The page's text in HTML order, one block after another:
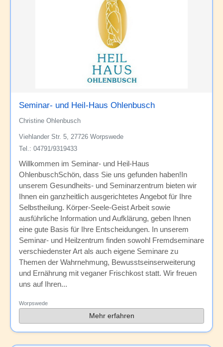
Seminar- und Heil-Haus Ohlenbusch
Christine Ohlenbusch
Viehlander Str. 5, 27726 Worpswede
Tel.: 04791/9319433
Willkommen im Seminar- und Heil-Haus
OhlenbuschSchön, dass Sie uns gefunden haben!In
unserem Gesundheits- und Seminarzentrum bieten wir
Ihnen ein ganzheitlich ausgerichtetes Angebot für Ihre
Selbstheilung. Körper-Seele-Geist Arbeit sowie
ausführliche Information und Aufklärung, geben Ihnen
eine gute Basis für Ihre Entscheidungen. In unserem
Seminar- und Heilzentrum finden sowohl Fremdseminare
verschiedenster Art als auch eigene Seminare zu
Themen der Wahrnehmung, Bewusstseinserweiterung
und Ernährung mit veganer Frischkost statt. Wir freuen
uns auf Ihren...
Worpswede
Mehr erfahren